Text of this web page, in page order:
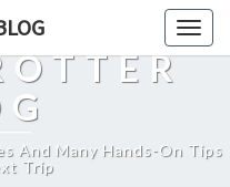
And Many Hands-On Tips
Trip